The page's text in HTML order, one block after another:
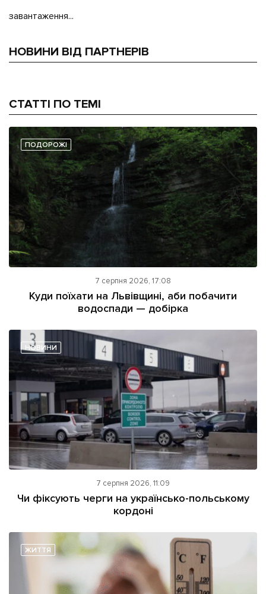
завантаження...
НОВИНИ ВІД ПАРТНЕРІВ
СТАТТІ ПО ТЕМІ
ПОДОРОЖІ
7 серпня 2026, 17:08
Куди поїхати на Львівщині, аби побачити
водоспади — добірка
НОВИНИ
7 серпня 2026, 11:09
Чи фіксують черги на українсько-польському
кордоні
ЖИТТЯ